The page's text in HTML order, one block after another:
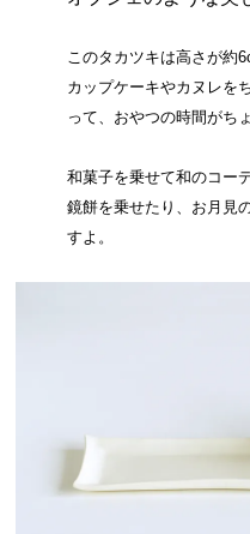
このタカツキは高さが約
カップケーキやカヌレを
って、おやつの時間がち
和菓子を乗せて和のコー
鏡餅を乗せたり、お月見
すよ。